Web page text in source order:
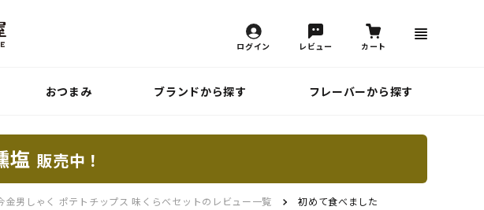
ログイン レビュー カート
おつまみ ブランドから探す フレーバーから探す
塩 販売中！
金男しゃく ポテトチップス 味くらべセットのレビュー一覧 初めて食べました